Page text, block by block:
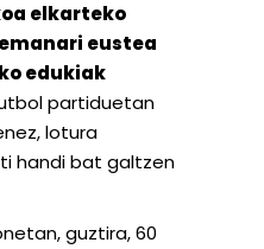
elkarteko
eustea
edukiak
partiduetan
lotura
handi bat galtzen
guztira, 60